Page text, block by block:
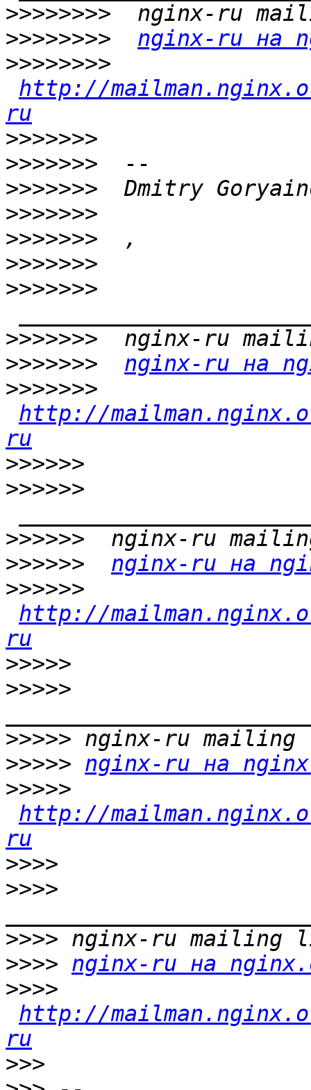
>>>>>>>>
>>>>>>>>
nginx-ru на
>>>>>>>>
http://
ru
>>>>>>>
>>>>>>>
>>>>>>>
>>>>>>>
>>>>>>>
>>>>>>>
>>>>>>>
>>>>>>>
>>>>>>>
nginx-ru на
>>>>>>>
http://
ru
>>>>>>
>>>>>>
>>>>>>
>>>>>>
nginx-ru на
>>>>>>
http://
ru
>>>>>
>>>>>
>>>>>
>>>>> nginx-ru на
>>>>>
http://
ru
>>>>
>>>>
>>>>
>>>> nginx-ru на
>>>>
http://
ru
>>>